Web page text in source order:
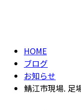
HOME
ブログ
お知らせ
鯖江市現場. 足